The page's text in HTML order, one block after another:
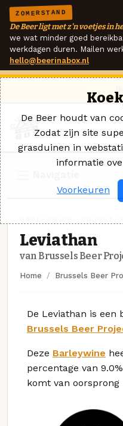
ZOMERSTAND
De Beer ligt met z'n voetjes in
we wat minder goed
werkdagen duren. Mailen
hello@beerinabox.nl
Leviathan
van Brussels Beer
Home Brussels Beer
De Leviathan is een
Brussels Beer
Deze Barleywine
percentage van
komt van oorsprong
De Beer houdt van
Zodat zijn site
grasduinen in
informatie
Voorkeuren